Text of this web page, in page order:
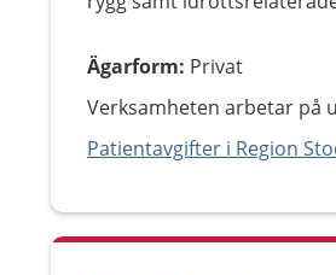
Ägarform: Privat
Verksamheten arbetar på
Patientavgifter i Region